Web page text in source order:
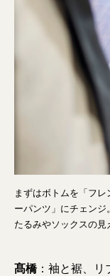
まずはボトムを「フ
ーパンツ」にチェン
たるみやソックスの見
髙橋：袖と裾、リ